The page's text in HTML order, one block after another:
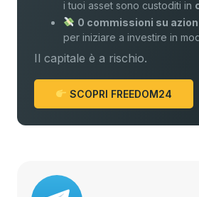
i tuoi asset sono custoditi in
0 commissioni su
per iniziare a investire in
Il capitale è a rischio.
SCOPRI FREEDOM24